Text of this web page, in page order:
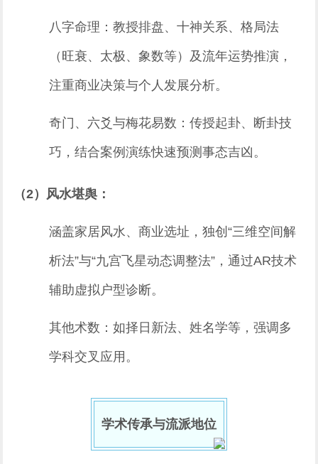
八字命理：教授排盘、十神关系、格局法
（旺衰、太极、象数等）及流年运势推演，
注重商业决策与个人发展分析。
奇门、六爻与梅花易数：传授起卦、断卦技
巧，结合案例演练快速预测事态吉凶。
（2）风水堪舆：
涵盖家居风水、商业选址，独创“三维空间解
析法”与“九宫飞星动态调整法”，通过AR技术
辅助虚拟户型诊断。
其他术数：如择日新法、姓名学等，强调多
学科交叉应用。
学术传承与流派地位